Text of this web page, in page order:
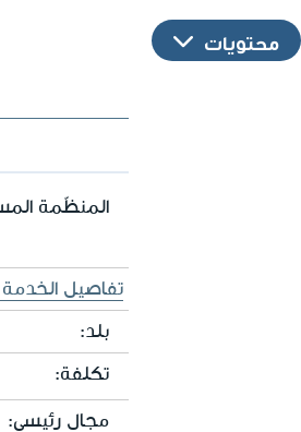
محتويات
المنظّمة
تفاصيل
بلد:
تكلفة:
مجال رئيسي: